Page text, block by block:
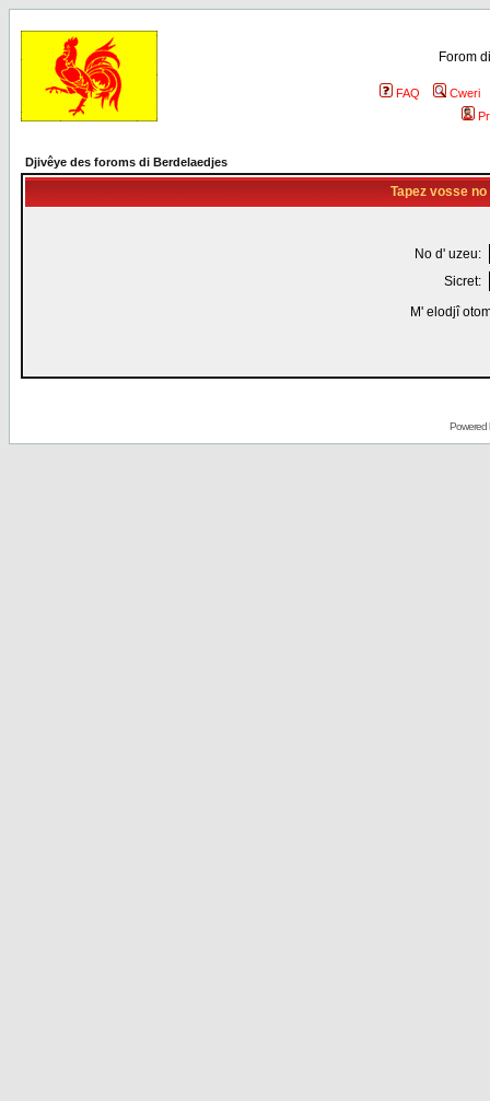
Forom
FAQ
Cweri
Djivêye des foroms di Berdelaedjes
Tapez vosse
No d' uzeu:
Sicret:
M' elodjî
Powered